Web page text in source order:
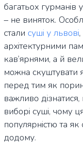
багатьох гурманів
– не виняток.
стали суші у львові
архітектурними
кав’ярнями, а й
можна скуштувати
перед тим як
важливо
виборі суші, чому
популярністю та
додому.